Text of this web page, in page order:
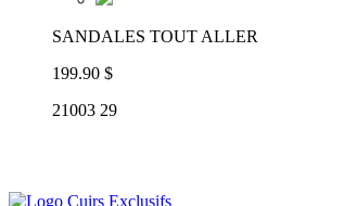
SANDALES TOUT ALLER
199.90 $
21003 29